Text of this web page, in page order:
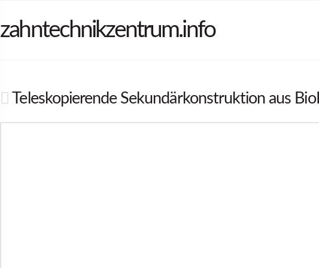
zahntechnikzentrum.info
Teleskopierende Sekundärkonstruktion aus